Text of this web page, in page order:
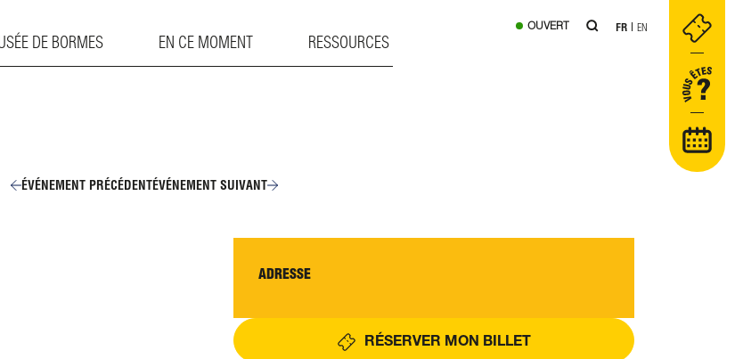
DE BORMES EN CE MOMENT RESSOURCES
OUVERT FR EN
ÉVÉNEMENT PRÉCÉDENTÉVÉNEMENT SUIVANT
ADRESSE
RÉSERVER MON BILLET